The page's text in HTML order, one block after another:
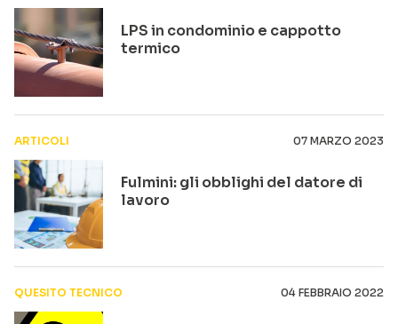
LPS in condominio e cappotto
termico
ARTICOLI 07 MARZO 2023
Fulmini: gli obblighi del datore di
lavoro
QUESITO TECNICO 04 FEBBRAIO 2022